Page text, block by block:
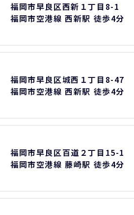
福岡市早良区西新１丁目8-1
福岡市空港線 西新駅 徒歩4分
福岡市早良区城西１丁目8-47
福岡市空港線 西新駅 徒歩4分
福岡市早良区百道２丁目15-1
福岡市空港線 藤崎駅 徒歩4分